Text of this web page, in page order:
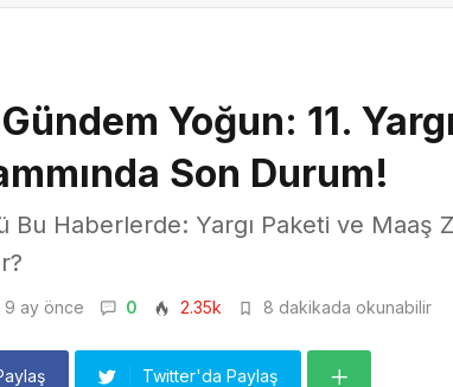
Yoğun: 11.
Son Durum!
Bu Haberlerde: Yargı Paketi ve Maaş
9 ay önce 0 2.35k 8 dakikada okunabilir
Twitter'da Paylaş